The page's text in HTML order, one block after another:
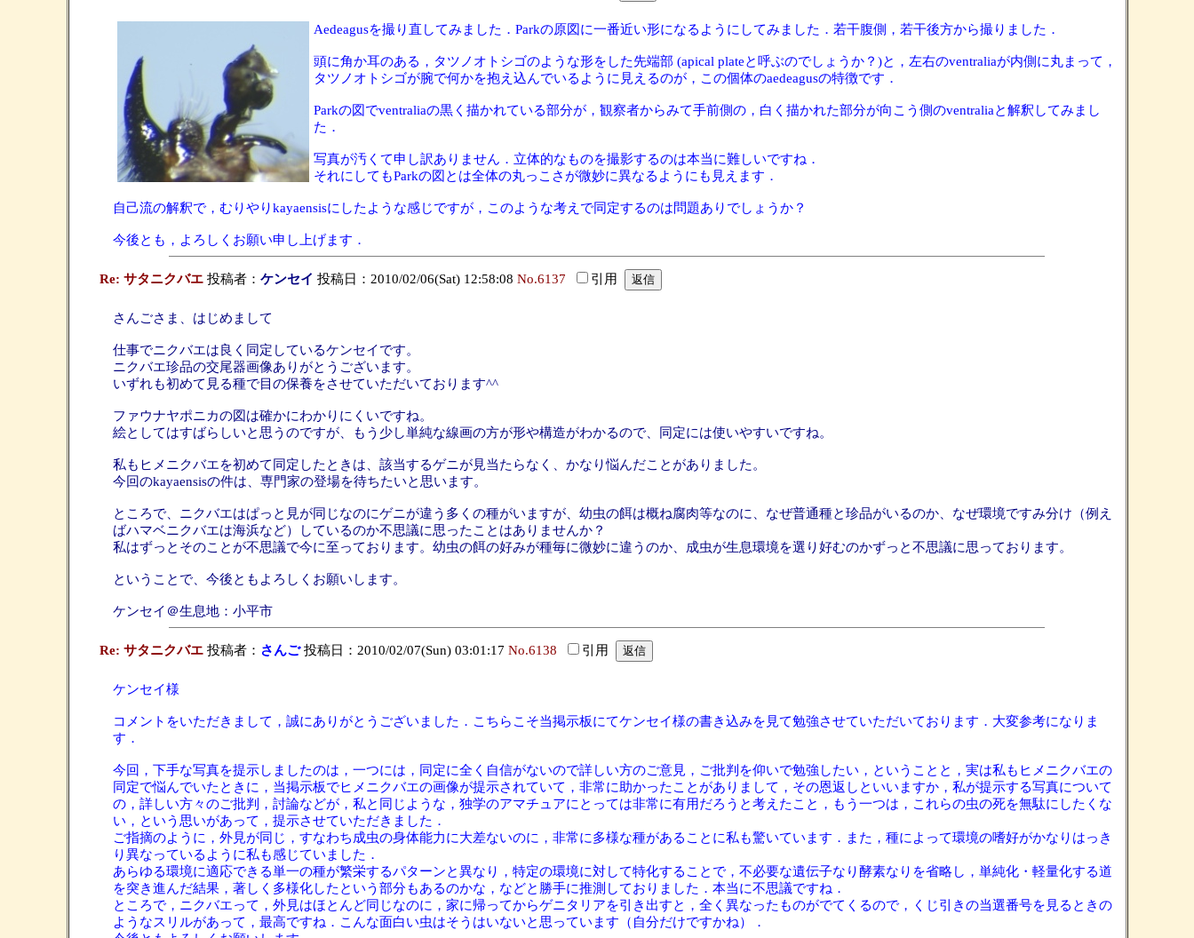
Aedeagusを撮り直してみました．Parkの原図に一番近い形になるようにしてみました．若干腹側，若干後方から撮りました．
頭に角か耳のある，タツノオトシゴのような形をした先端部 (apical plateと呼ぶのでしょうか？)と，左右のventraliaが内側に丸まって，
タツノオトシゴが腕で何かを抱え込んでいるように見えるのが，この個体のaedeagusの特徴です．
Parkの図でventraliaの黒く描かれている部分が，観察者からみて手前側の，白く描かれた部分が向こう側のventraliaと解釈してみまし
た．
写真が汚くて申し訳ありません．立体的なものを撮影するのは本当に難しいですね．
それにしてもParkの図とは全体の丸っこさが微妙に異なるようにも見えます．
自己流の解釈で，むりやりkayaensisにしたような感じですが，このような考えで同定するのは問題ありでしょうか？
今後とも，よろしくお願い申し上げます．
Re: サタニクバエ投稿者： ケンセイ 投稿日：2010/02/06(Sat) 12:58:08 No.6137 引用
さんごさま、はじめまして
仕事でニクバエは良く同定しているケンセイです。
ニクバエ珍品の交尾器画像ありがとうございます。
いずれも初めて見る種で目の保養をさせていただいております^^
ファウナヤポニカの図は確かにわかりにくいですね。
絵としてはすばらしいと思うのですが、もう少し単純な線画の方が形や構造がわかるので、同定には使いやすいですね。
私もヒメニクバエを初めて同定したときは、該当するゲニが見当たらなく、かなり悩んだことがありました。
今回のkayaensisの件は、専門家の登場を待ちたいと思います。
ところで、ニクバエはぱっと見が同じなのにゲニが違う多くの種がいますが、幼虫の餌は概ね腐肉等なのに、なぜ普通種と珍品がいるのか、なぜ環境ですみ分け（例え
ばハマベニクバエは海浜など）しているのか不思議に思ったことはありませんか？
私はずっとそのことが不思議で今に至っております。幼虫の餌の好みが種毎に微妙に違うのか、成虫が生息環境を選り好むのかずっと不思議に思っております。
ということで、今後ともよろしくお願いします。
ケンセイ＠生息地：小平市
Re: サタニクバエ投稿者： さんご投稿日：2010/02/07(Sun) 03:01:17 No.6138 引用
ケンセイ様
コメントをいただきまして，誠にありがとうございました．こちらこそ当掲示板にてケンセイ様の書き込みを見て勉強させていただいております．大変参考になりま
す．
今回，下手な写真を提示しましたのは，一つには，同定に全く自信がないので詳しい方のご意見，ご批判を仰いで勉強したい，ということと，実は私もヒメニクバエの
同定で悩んでいたときに，当掲示板でヒメニクバエの画像が提示されていて，非常に助かったことがありまして，その恩返しといいますか，私が提示する写真について
の，詳しい方々のご批判，討論などが，私と同じような，独学のアマチュアにとっては非常に有用だろうと考えたこと，もう一つは，これらの虫の死を無駄にしたくな
い，という思いがあって，提示させていただきました．
ご指摘のように，外見が同じ，すなわち成虫の身体能力に大差ないのに，非常に多様な種があることに私も驚いています．また，種によって環境の嗜好がかなりはっき
り異なっているように私も感じていました．
あらゆる環境に適応できる単一の種が繁栄するパターンと異なり，特定の環境に対して特化することで，不必要な遺伝子なり酵素なりを省略し，単純化・軽量化する道
を突き進んだ結果，著しく多様化したという部分もあるのかな，などと勝手に推測しておりました．本当に不思議ですね．
ところで，ニクバエって，外見はほとんど同じなのに，家に帰ってからゲニタリアを引き出すと，全く異なったものがでてくるので，くじ引きの当選番号を見るときの
ようなスリルがあって，最高ですね．こんな面白い虫はそうはいないと思っています（自分だけですかね）．